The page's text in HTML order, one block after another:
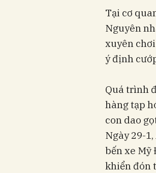
Tại cơ
Nguyên
xuyên
ý định
Quá trình
hàng tạp
con dao
Ngày 29-
bến xe Mỹ
khiển đón